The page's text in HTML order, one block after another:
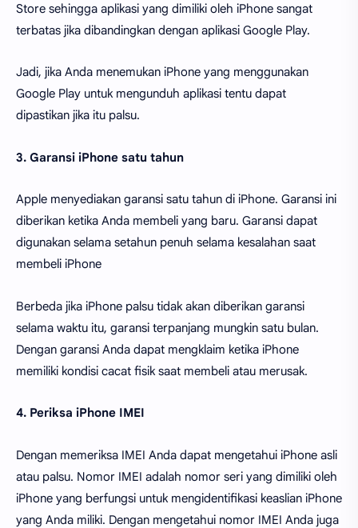
Store sehingga aplikasi yang dimiliki oleh iPhone sangat
terbatas jika dibandingkan dengan aplikasi Google Play.
Jadi, jika Anda menemukan iPhone yang menggunakan
Google Play untuk mengunduh aplikasi tentu dapat
dipastikan jika itu palsu.
3. Garansi iPhone satu tahun
Apple menyediakan garansi satu tahun di iPhone. Garansi ini
diberikan ketika Anda membeli yang baru. Garansi dapat
digunakan selama setahun penuh selama kesalahan saat
membeli iPhone
Berbeda jika iPhone palsu tidak akan diberikan garansi
selama waktu itu, garansi terpanjang mungkin satu bulan.
Dengan garansi Anda dapat mengklaim ketika iPhone
memiliki kondisi cacat fisik saat membeli atau merusak.
4. Periksa iPhone IMEI
Dengan memeriksa IMEI Anda dapat mengetahui iPhone asli
atau palsu. Nomor IMEI adalah nomor seri yang dimiliki oleh
iPhone yang berfungsi untuk mengidentifikasi keaslian iPhone
yang Anda miliki. Dengan mengetahui nomor IMEI Anda juga